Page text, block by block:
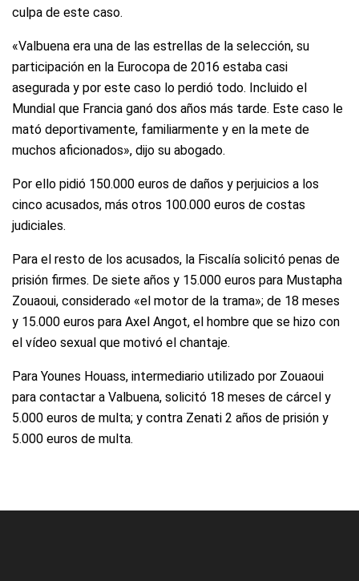
culpa de este caso.
«Valbuena era una de las estrellas de la selección, su
participación en la Eurocopa de 2016 estaba casi
asegurada y por este caso lo perdió todo. Incluido el
Mundial que Francia ganó dos años más tarde. Este caso le
mató deportivamente, familiarmente y en la mete de
muchos aficionados», dijo su abogado.
Por ello pidió 150.000 euros de daños y perjuicios a los
cinco acusados, más otros 100.000 euros de costas
judiciales.
Para el resto de los acusados, la Fiscalía solicitó penas de
prisión firmes. De siete años y 15.000 euros para Mustapha
Zouaoui, considerado «el motor de la trama»; de 18 meses
y 15.000 euros para Axel Angot, el hombre que se hizo con
el vídeo sexual que motivó el chantaje.
Para Younes Houass, intermediario utilizado por Zouaoui
para contactar a Valbuena, solicitó 18 meses de cárcel y
5.000 euros de multa; y contra Zenati 2 años de prisión y
5.000 euros de multa.